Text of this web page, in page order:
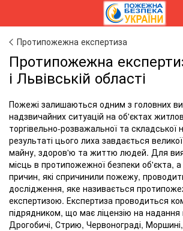
Протипожежна експертиза
Протипожежна
і Львівській області
Пожежі залишаються одним з головних
надзвичайних ситуацій на об'єктах
торгівельно-розважальної та складської
результаті цього лиха завдається
майну, здоров'ю та життю людей. Для
місць в протипожежної безпеки об'єкта,
причин, які спричинили пожежу,
дослідження, яке називається
експертизою. Експертиза проводиться
підрядником, що має ліцензію на надання
Дрогобичі, Стрию, Червонограді,